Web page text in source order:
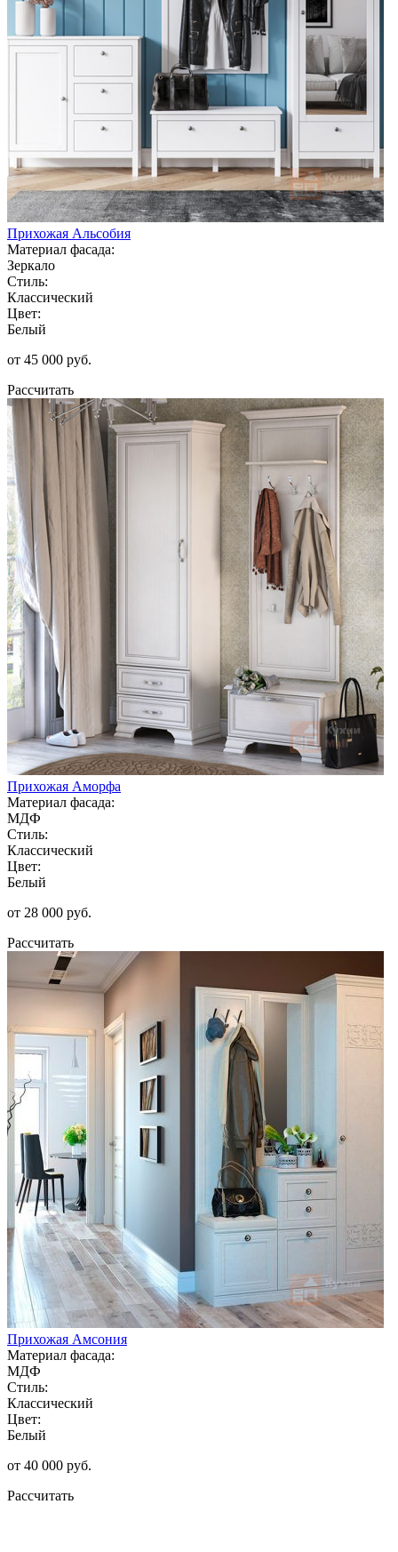
Прихожая Альсобия
Материал фасада:
Зеркало
Стиль:
Классический
Цвет:
Белый
от 45 000 руб.
Рассчитать
Прихожая Аморфа
Материал фасада:
МДФ
Стиль:
Классический
Цвет:
Белый
от 28 000 руб.
Рассчитать
Прихожая Амсония
Материал фасада:
МДФ
Стиль:
Классический
Цвет:
Белый
от 40 000 руб.
Рассчитать